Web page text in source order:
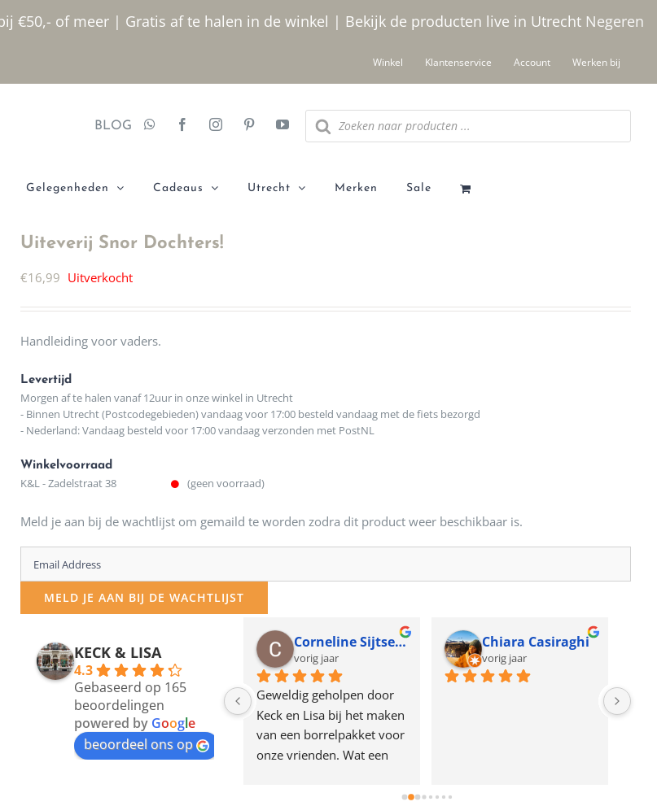
€50,- of meer | Gratis af te halen in de winkel | Bekijk de producten live in Utrecht Negeren
Winkel Klantenservice Account Werken bij
BLOG
Producten
zoeken
Gelegenheden Cadeaus Utrecht Merken Sale
Uiteverij Snor Dochters!
€16,99 Uitverkocht
Handleiding voor vaders.
Levertijd
Morgen af te halen vanaf 12uur in onze winkel in Utrecht
- Binnen Utrecht (Postcodegebieden) vandaag voor 17:00 besteld vandaag met de fiets bezorgd
- Nederland: Vandaag besteld voor 17:00 vandaag verzonden met PostNL
Winkelvoorraad
K&L - Zadelstraat 38 (geen voorraad)
Meld je aan bij de wachtlijst om gemaild te worden zodra dit product weer beschikbaar is.
Enter
your
email
MELD JE AAN BIJ DE WACHTLIJST
KECK & LISA
4.3
Gebaseerd op 165
beoordelingen
powered by Google
beoordeel ons op
12 maanden geleden
Waarom in hemelsnaam
de woonwinkel op de
klippen  laten lopen? Waar
moeten nu de design
Corneline Sijtsema
vorig jaar
Geweldig geholpen door
Keck en Lisa bij het maken
van een borrelpakket voor
onze vrienden. Wat een
Chiara Casiraghi
vorig jaar